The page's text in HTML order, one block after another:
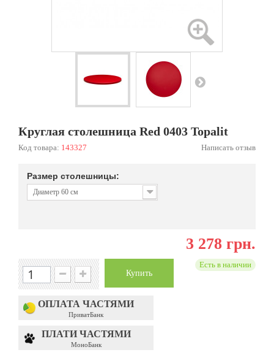
Круглая столешница Red 0403 Topalit
Код товара: 143327 Написать отзыв
Размер столешницы:
Диаметр 60 см
3 278 грн.
Купить
Есть в наличии
ОПЛАТА ЧАСТЯМИ
ПриватБанк
ПЛАТИ ЧАСТЯМИ
МоноБанк